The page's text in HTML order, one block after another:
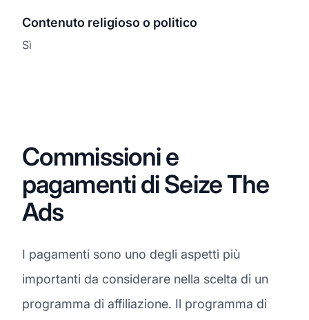
Contenuto religioso o politico
Sì
Commissioni e
pagamenti di Seize The
Ads
I pagamenti sono uno degli aspetti più
importanti da considerare nella scelta di un
programma di affiliazione. Il programma di